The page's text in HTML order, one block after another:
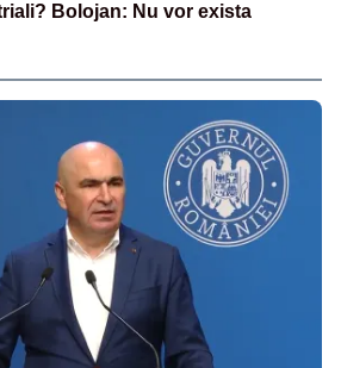
Bolojan: Nu vor exista